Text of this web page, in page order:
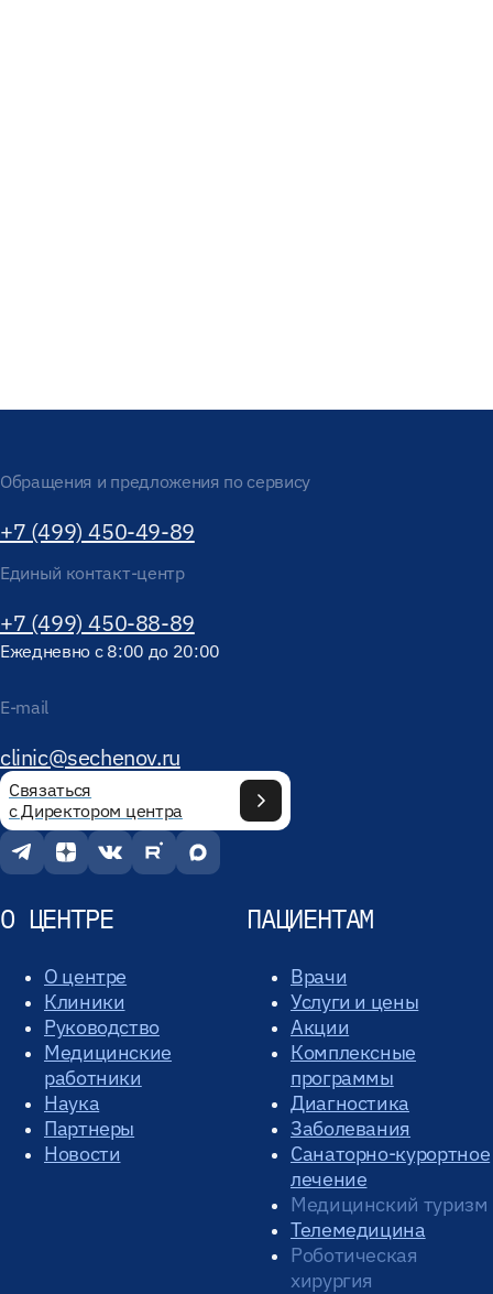
Обращения и предложения по сервису
+7 (499) 450-49-89
Единый контакт-центр
+7 (499) 450-88-89
Ежедневно с 8:00 до 20:00
E-mail
clinic@sechenov.ru
Связаться
с Директором центра
О ЦЕНТРЕ
О центре
Клиники
Руководство
Медицинские
работники
Наука
Партнеры
Новости
ПАЦИЕНТАМ
Врачи
Услуги и цены
Акции
Комплексные
программы
Диагностика
Заболевания
Санаторно-курортное
лечение
Медицинский туризм
Телемедицина
Роботическая
хирургия